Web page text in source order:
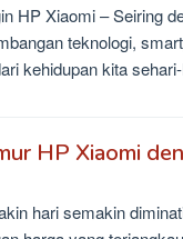
HP Xiaomi – Seiring
teknologi,
kehidupan kita
HP Xiaomi
hari semakin